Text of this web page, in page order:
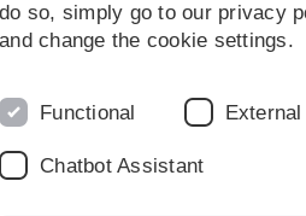
CSE -
do so, simply go to our privacy
and change the cookie settings.
Functional
Chatbot Assistant